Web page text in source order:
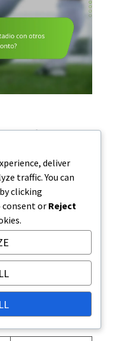
el
recintos
Toronto tiene
alrededor de
que muchos
el BMO Field
tiene un
un lugar clave
actividades
deliver
traffic. You can
clicking
consent orReject